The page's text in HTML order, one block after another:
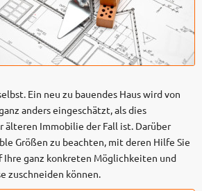
Ein neu zu bauendes Haus wird von
anders eingeschätzt, als dies
älteren Immobilie der Fall ist. Darüber
Größen zu beachten, mit deren Hilfe Sie
Ihre ganz konkreten Möglichkeiten und
zuschneiden können.